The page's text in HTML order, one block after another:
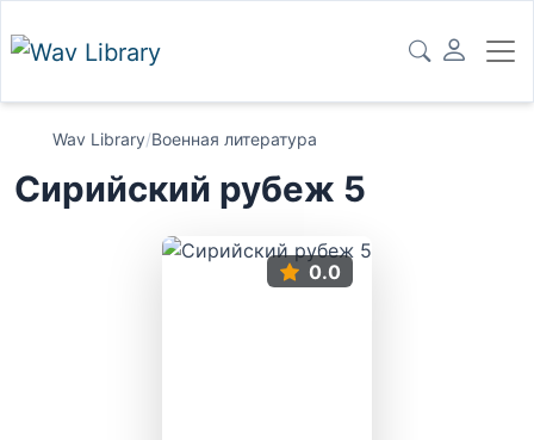
Wav Library/Военная литература
Сирийский рубеж 5
0.0